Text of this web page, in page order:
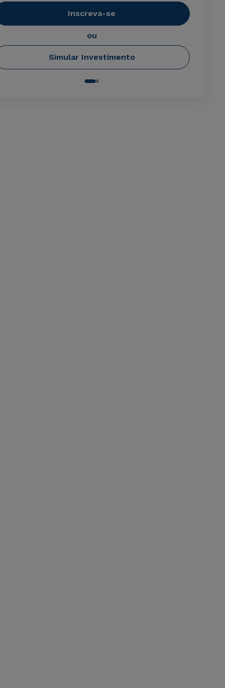
Inscreva-se
ou
Simular Investimento